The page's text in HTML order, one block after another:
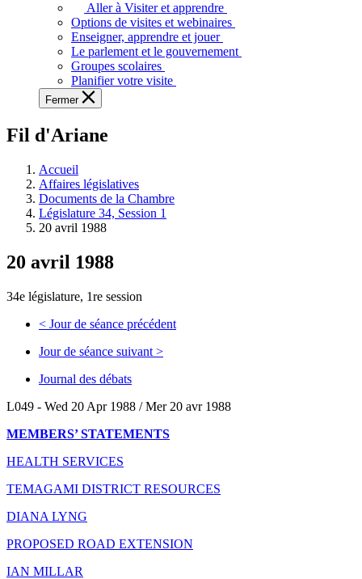
voir,
apprendre
et
à
à
législative.
Aller à Visiter et apprendre
Options de visites et webinaires
Enseigner, apprendre et jouer
Le parlement et le gouvernement
Groupes scolaires
Planifier votre visite
Fermer
Fil d'Ariane
Accueil
Affaires législatives
Documents de la Chambre
Législature 34, Session 1
20 avril 1988
20 avril 1988
34e législature, 1re session
< Jour de séance précédent
Jour de séance suivant >
Journal des débats
L049 - Wed 20 Apr 1988 / Mer 20 avr 1988
MEMBERS’ STATEMENTS
HEALTH SERVICES
TEMAGAMI DISTRICT RESOURCES
DIANA LYNG
PROPOSED ROAD EXTENSION
IAN MILLAR